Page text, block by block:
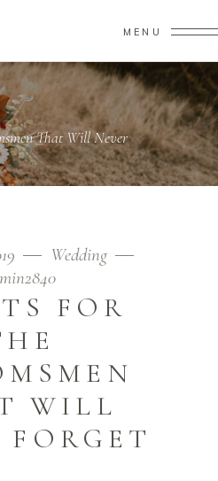
MENU
That Will Never
Wedding
FOR
WILL
FORGET